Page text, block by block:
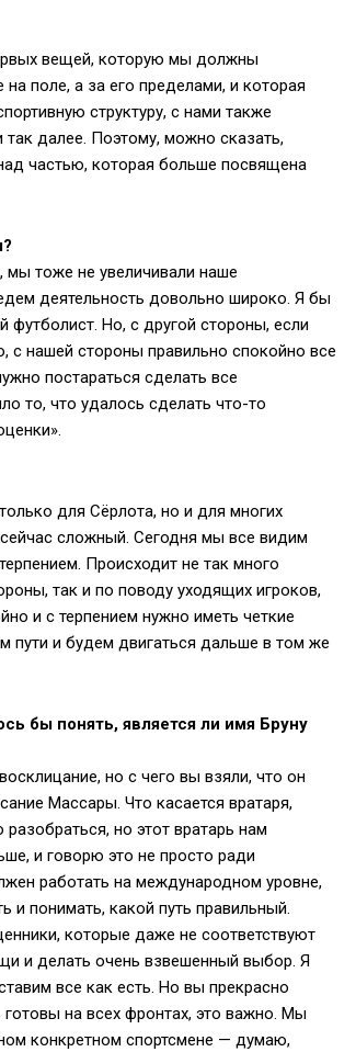
вещей, которую мы должны
поле, а за его пределами, и которая
структуру, с нами также
далее. Поэтому, можно сказать,
частью, которая больше посвящена
мы тоже не увеличивали наше
деятельность довольно широко. Я бы
футболист. Но, с другой стороны, если
с нашей стороны правильно спокойно все
постараться сделать все
то, что удалось сделать что-то
для Сёрлота, но и для многих
сложный. Сегодня мы все видим
Происходит не так много
так и по поводу уходящих игроков,
и с терпением нужно иметь четкие
пути и будем двигаться дальше в том же
бы понять, является ли имя Бруну
но с чего вы взяли, что он
Массары. Что касается вратаря,
но этот вратарь нам
и говорю это не просто ради
работать на международном уровне,
понимать, какой путь правильный.
которые даже не соответствуют
и делать очень взвешенный выбор. Я
все как есть. Но вы прекрасно
на всех фронтах, это важно. Мы
конкретном спортсмене — думаю,